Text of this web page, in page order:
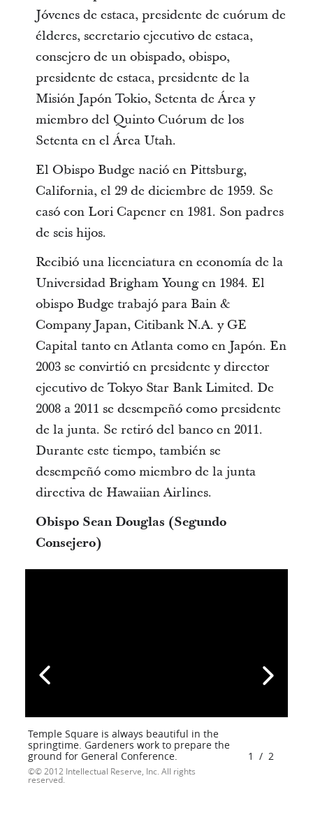
Jóvenes de estaca, presidente de cuórum de
élderes, secretario ejecutivo de estaca,
consejero de un obispado, obispo,
presidente de estaca, presidente de la
Misión Japón Tokio, Setenta de Área y
miembro del Quinto Cuórum de los
Setenta en el Área Utah.
El Obispo Budge nació en Pittsburg,
California, el 29 de diciembre de 1959. Se
casó con Lori Capener en 1981. Son padres
de seis hijos.
Recibió una licenciatura en economía de la
Universidad Brigham Young en 1984. El
obispo Budge trabajó para Bain &
Company Japan, Citibank N.A. y GE
Capital tanto en Atlanta como en Japón. En
2003 se convirtió en presidente y director
ejecutivo de Tokyo Star Bank Limited. De
2008 a 2011 se desempeñó como presidente
de la junta. Se retiró del banco en 2011.
Durante este tiempo, también se
desempeñó como miembro de la junta
directiva de Hawaiian Airlines.
Obispo Sean Douglas (Segundo
Consejero)
Temple Square is always beautiful in the
springtime. Gardeners work to prepare the
ground for General Conference.
© 2012 Intellectual Reserve, Inc. All rights
reserved.
1 / 2